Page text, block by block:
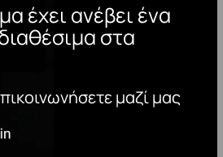
έχει ανέβει ένα
στα
μαζί μας